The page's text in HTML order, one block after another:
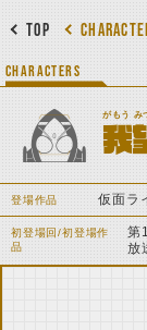
TOP
CHARACTERS
がもう み
我
登場作品 仮面ラ
初登場回/初登場作
品
第
放